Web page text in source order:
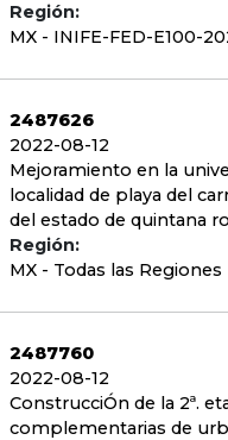
Región:
MX - INIFE-FED-E100-
2487626
2022-08-12
Mejoramiento en la
localidad de playa del
del estado de quintana
Región:
MX - Todas las Regiones
2487760
2022-08-12
ConstrucciÓn de la 2ª.
complementarias de